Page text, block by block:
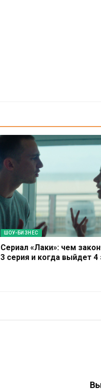
ШОУ-БИЗНЕС
Сериал «Лаки»: чем
3 серия и когда выйдет 4